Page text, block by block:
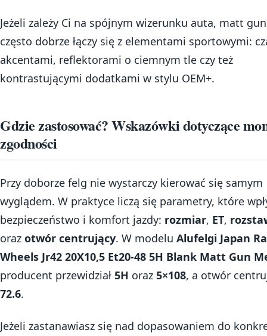
Jeżeli zależy Ci na spójnym wizerunku auta, matt
często dobrze łączy się z elementami sportowymi:
akcentami, reflektorami o ciemnym tle czy też
kontrastującymi dodatkami w stylu OEM+.
Gdzie zastosować? Wskazówki dotyczące
zgodności
Przy doborze felg nie wystarczy kierować się samym
wyglądem. W praktyce liczą się parametry, które
bezpieczeństwo i komfort jazdy: rozmiar, ET,
oraz otwór centrujący. W modelu Alufelgi Japan
Wheels Jr42 20X10,5 Et20-48 5H Blank Matt Gun
producent przewidział 5H oraz 5×108, a otwór
72.6.
Jeżeli zastanawiasz się nad dopasowaniem do